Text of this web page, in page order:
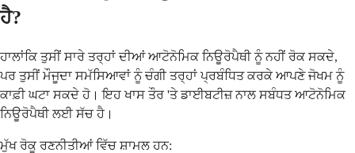
ਹੈ?
ਹਾਲਾਂਕਿ ਤੁਸੀਂ ਸਾਰੇ ਤਰ੍ਹਾਂ ਦੀਆਂ ਆਟੋਨੋਮਿਕ ਨਿਊਰੋਪੈਥੀ ਨੂੰ ਨਹੀਂ ਰੋਕ ਸਕਦੇ,
ਪਰ ਤੁਸੀਂ ਮੌਜੂਦਾ ਸਮੱਸਿਆਵਾਂ ਨੂੰ ਚੰਗੀ ਤਰ੍ਹਾਂ ਪ੍ਰਬੰਧਿਤ ਕਰਕੇ ਆਪਣੇ ਜੋਖਮ ਨੂੰ
ਕਾਫ਼ੀ ਘਟਾ ਸਕਦੇ ਹੋ। ਇਹ ਖਾਸ ਤੌਰ 'ਤੇ ਡਾਈਬਟੀਜ਼ ਨਾਲ ਸਬੰਧਤ ਆਟੋਨੋਮਿਕ
ਨਿਊਰੋਪੈਥੀ ਲਈ ਸੱਚ ਹੈ।
ਮੁੱਖ ਰੋਕੂ ਰਣਨੀਤੀਆਂ ਵਿੱਚ ਸ਼ਾਮਲ ਹਨ: